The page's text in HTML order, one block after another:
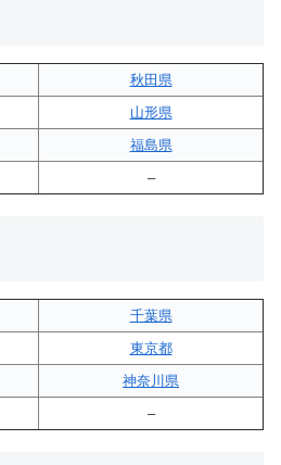
秋田県
山形県
福島県
–
千葉県
東京都
神奈川県
–